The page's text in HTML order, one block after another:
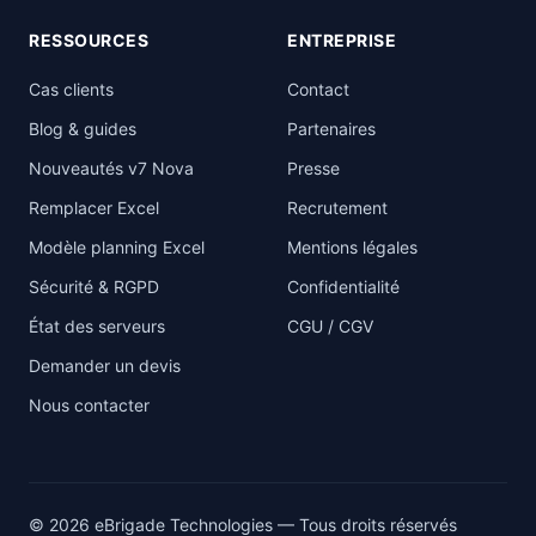
RESSOURCES
Cas clients
Blog & guides
Nouveautés v7 Nova
Remplacer Excel
Modèle planning Excel
Sécurité & RGPD
État des serveurs
Demander un devis
Nous contacter
ENTREPRISE
Contact
Partenaires
Presse
Recrutement
Mentions légales
Confidentialité
CGU / CGV
© 2026 eBrigade Technologies — Tous droits réservés